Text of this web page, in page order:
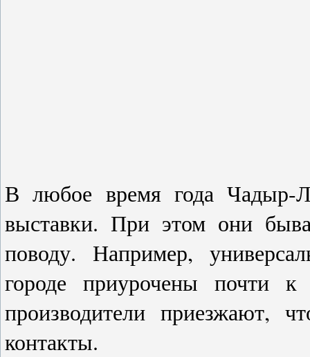
В любое время года Чадыр-
выставки. При этом они
поводу. Например,
городе приурочены почти
производители приезжают,
контакты.